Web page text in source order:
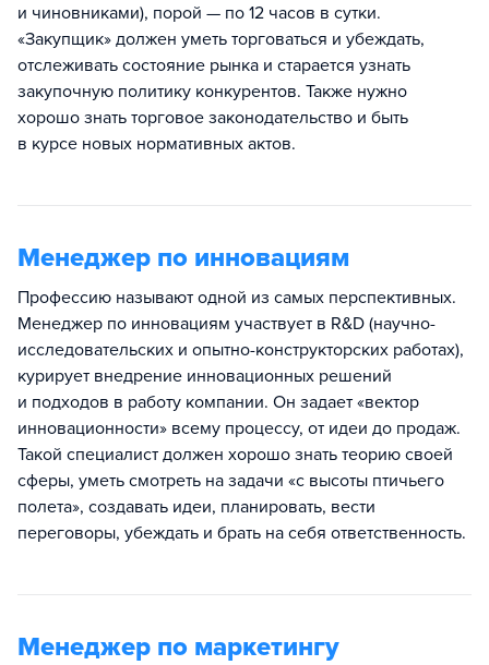
и чиновниками), порой — по 12 часов в сутки.
«Закупщик» должен уметь торговаться и убеждать,
отслеживать состояние рынка и старается узнать
закупочную политику конкурентов. Также нужно
хорошо знать торговое законодательство и быть
в курсе новых нормативных актов.
Менеджер по инновациям
Профессию называют одной из самых перспективных.
Менеджер по инновациям участвует в R&D (научно-
исследовательских и опытно-конструкторских работах),
курирует внедрение инновационных решений
и подходов в работу компании. Он задает «вектор
инновационности» всему процессу, от идеи до продаж.
Такой специалист должен хорошо знать теорию своей
сферы, уметь смотреть на задачи «с высоты птичьего
полета», создавать идеи, планировать, вести
переговоры, убеждать и брать на себя ответственность.
Менеджер по маркетингу